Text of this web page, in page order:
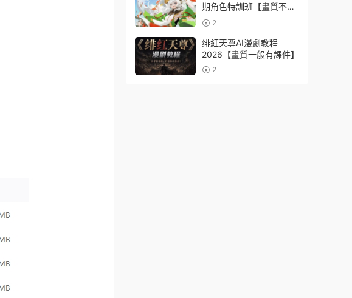
期角色特訓班【畫質不錯
隻有視頻】
2
绯紅天尊AI漫劇教程
2026【畫質一般有課件】
2